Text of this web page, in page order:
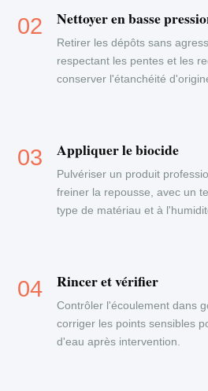
Nettoyer en basse
Retirer les dépôts sans
respectant les pentes et les
conserver l'étanchéité
Appliquer le biocide
Pulvériser un produit
freiner la repousse, avec un
type de matériau et à
Rincer et vérifier
Contrôler l'écoulement dans
corriger les points sensibles
d'eau après intervention.